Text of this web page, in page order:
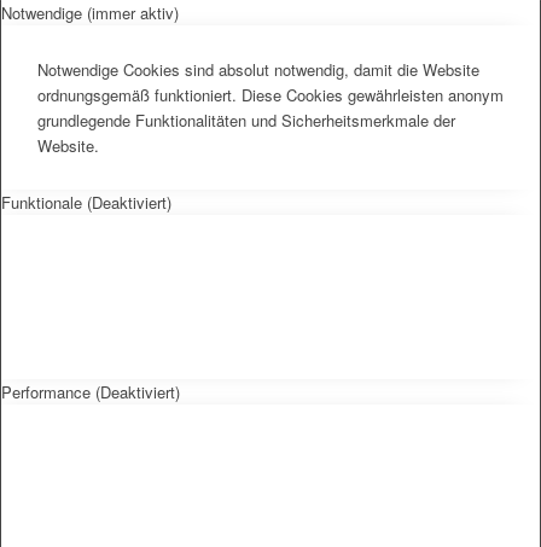
Notwendige (immer aktiv)
Notwendige Cookies sind absolut notwendig, damit die Website
ordnungsgemäß funktioniert. Diese Cookies gewährleisten anonym
grundlegende Funktionalitäten und Sicherheitsmerkmale der
Website.
Funktionale (Deaktiviert)
Performance (Deaktiviert)